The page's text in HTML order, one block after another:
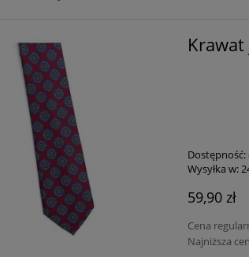
Dostępność:
Wysyłka w:
59,90 zł
Cena
Najniższa